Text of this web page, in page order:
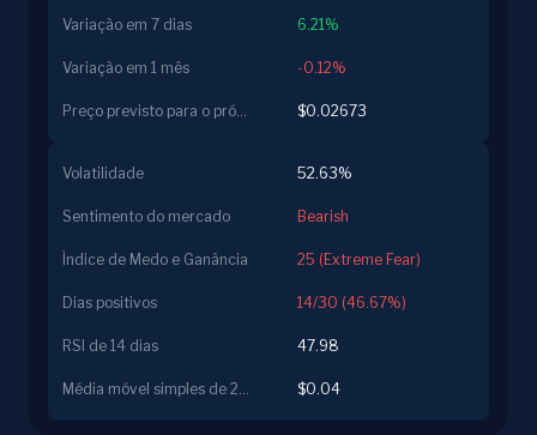
Variação em 7 dias 6.21%
Variação em 1 mês -0.12%
Preço previsto para o próximo dia $0.02673
Volatilidade 52.63%
Sentimento do mercado Bearish
Índice de Medo e Ganância 25 (Extreme Fear)
Dias positivos 14/30 (46.67%)
RSI de 14 dias 47.98
Média móvel simples de 200 dias $0.04